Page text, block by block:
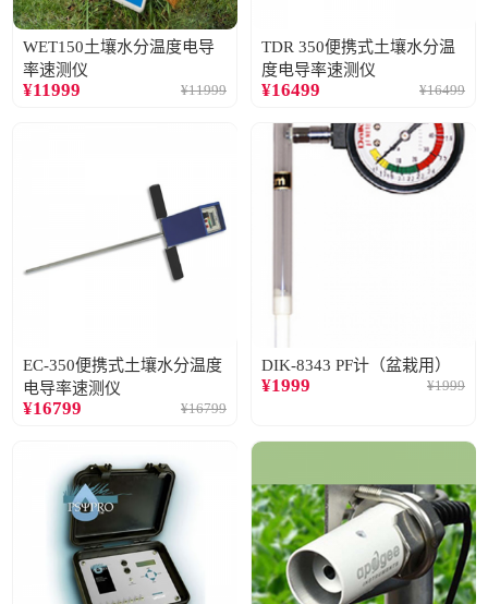
WET150土壤水分温度电导
率速测仪
¥11999 ¥11999
TDR 350便携式土壤水分温
度电导率速测仪
¥16499 ¥16499
EC-350便携式土壤水分温度
电导率速测仪
¥16799 ¥16799
DIK-8343 PF计（盆栽用）
¥1999 ¥1999